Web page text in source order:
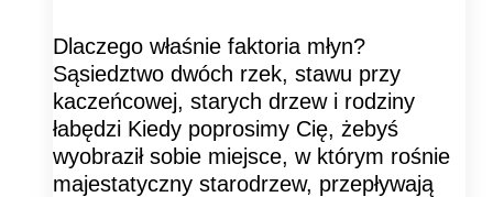
Dlaczego właśnie faktoria młyn?
Sąsiedztwo dwóch rzek, stawu przy
kaczeńcowej, starych drzew i rodziny
łabędzi Kiedy poprosimy Cię, żebyś
wyobraził sobie miejsce, w którym rośnie
majestatyczny starodrzew, przepływają